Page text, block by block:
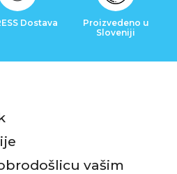
Dostava
Proizvedeno u
Sloveniji
vašim